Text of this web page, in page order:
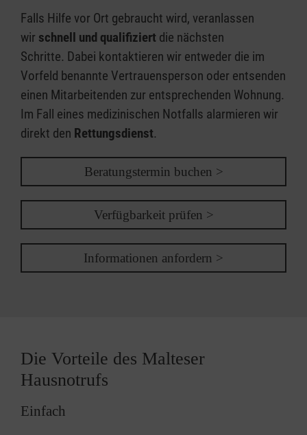
Falls Hilfe vor Ort gebraucht wird, veranlassen
wir schnell und qualifiziert die nächsten
Schritte. Dabei kontaktieren wir entweder die im
Vorfeld benannte Vertrauensperson oder entsenden
einen Mitarbeitenden zur entsprechenden Wohnung.
Im Fall eines medizinischen Notfalls alarmieren wir
direkt den Rettungsdienst.
Beratungstermin buchen >
Verfügbarkeit prüfen >
Informationen anfordern >
Die Vorteile des Malteser
Hausnotrufs
Einfach